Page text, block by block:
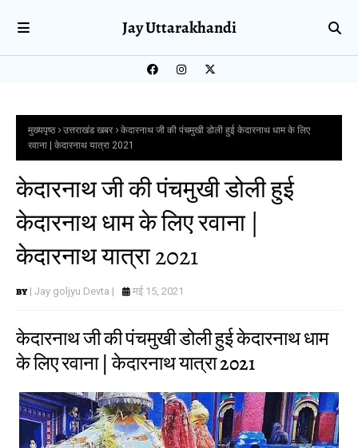
Jay Uttarakhandi
मुख्यपृष्ठ उत्तराखंड खबर
केदारनाथ जी की पंचमुखी डोली हुई केदारनाथ धाम के लिए
रवाना | केदारनाथ यात्रा 2021
केदारनाथ जी की पंचमुखी डोली हुई
केदारनाथ धाम के लिए रवाना |
केदारनाथ यात्रा 2021
| Jay goljyu Devta | मई 15, 2021
केदारनाथ जी की पंचमुखी डोली हुई केदारनाथ धाम
के लिए रवाना | केदारनाथ यात्रा 2021